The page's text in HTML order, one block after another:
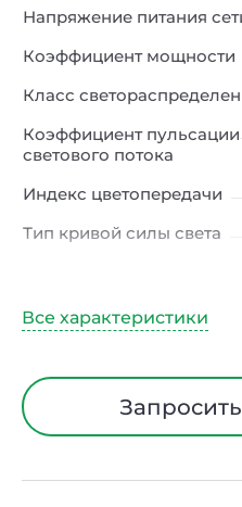
Напряжение питания
Коэффициент мощности
Класс
Коэффициент пульсации
светового потока
Индекс цветопередачи
Тип кривой силы света
Климатическое
Класс защиты от
электрического тока